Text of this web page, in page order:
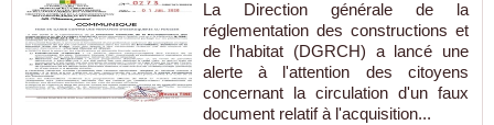
La Direction générale de la
réglementation des constructions et
de l'habitat (DGRCH) a lancé une
alerte à l'attention des citoyens
concernant la circulation d'un faux
document relatif à l'acquisition...